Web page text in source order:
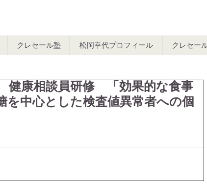
クレセール塾 松岡幸代プロフィール クレセー
健康相談員研修 「効果的な食事
中心とした検査値異常者への個